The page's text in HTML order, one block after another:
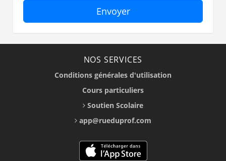
Envoyer
NOS SERVICES
Conditions générales d'utilisation
Cours particuliers
Soutien Scolaire
app@rueduprof.com